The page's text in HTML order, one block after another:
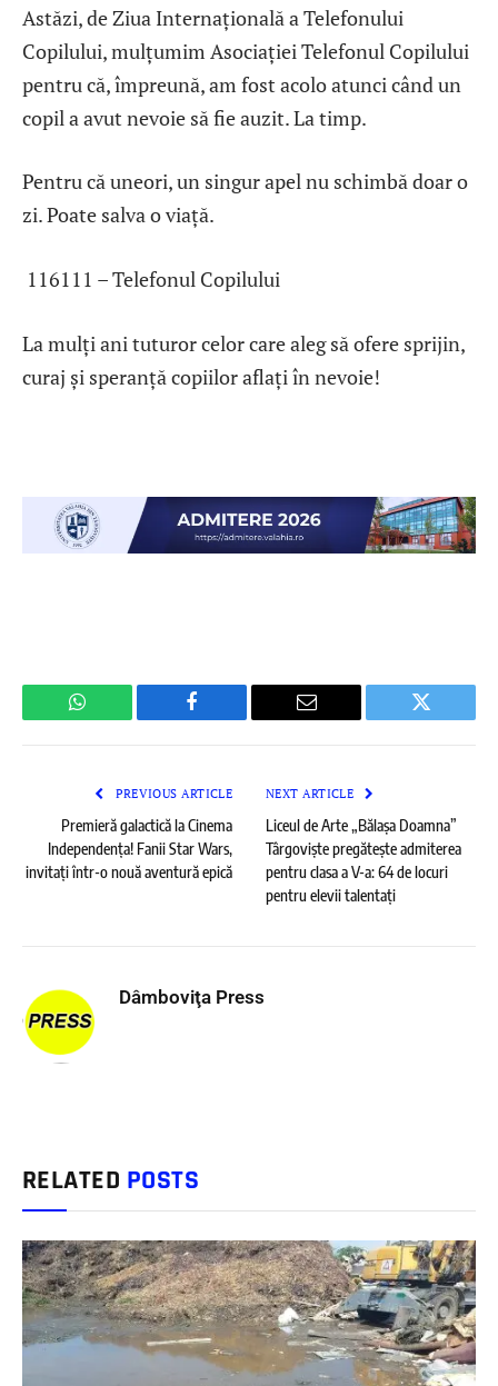
Astăzi, de Ziua Internațională a Telefonului
Copilului, mulțumim Asociației Telefonul Copilului
pentru că, împreună, am fost acolo atunci când un
copil a avut nevoie să fie auzit. La timp.
Pentru că uneori, un singur apel nu schimbă doar o
zi. Poate salva o viață.
116111 – Telefonul Copilului
La mulți ani tuturor celor care aleg să ofere sprijin,
curaj și speranță copiilor aflați în nevoie!
WhatsApp Facebook Email Twitter
PREVIOUS ARTICLE
Premieră galactică la Cinema
Independența! Fanii Star Wars,
invitați într-o nouă aventură epică
NEXT ARTICLE
Liceul de Arte „Bălașa Doamna”
Târgoviște pregătește admiterea
pentru clasa a V-a: 64 de locuri
pentru elevii talentați
Dâmboviţa Press
RELATED POSTS